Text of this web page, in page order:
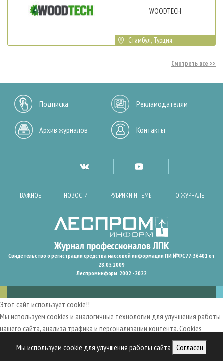
Мы используем cookie для улучшения работы сайта Согласен
WOODTECH
Стамбул, Турция
Смотреть все
Подписка Рекламодателям
Архив журналов Контакты
ВАЖНОЕ НОВОСТИ РУБРИКИ И ТЕМЫ О ЖУРНАЛЕ
Свидетельство о регистрации средства массовой информации ПИ №ФС77-36401 от
28.05.2009
Леспроминформ. 2002 - 2022
Этот сайт использует cookie!!
Мы используем cookies и аналогичные технологии для улучшения работы
нашего сайта, анализа трафика и персонализации контента. Cookies
пользовательский опыт